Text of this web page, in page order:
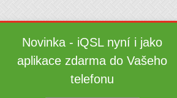
Novinka - iQSL nyní i jako
aplikace zdarma do Vašeho
telefonu